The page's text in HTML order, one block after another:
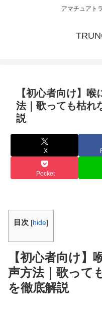
アマチュアト
【初心者向け】
法｜歌っても枯れ
説
X
Pocket
目次 [hide]
【初心者向け
声方法｜歌って
を徹底解説